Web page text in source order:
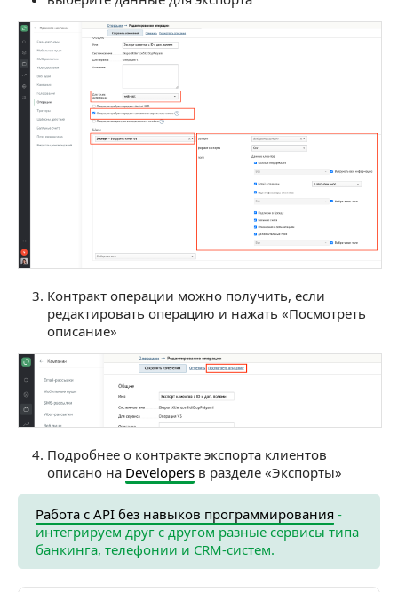
Контракт операции можно получить, если
редактировать операцию и нажать «Посмотреть
описание»
Подробнее о контракте экспорта клиентов
описано на Developers в разделе «Экспорты»
Работа с API без навыков программирования -
интегрируем друг с другом разные сервисы типа
банкинга, телефонии и CRM-систем.